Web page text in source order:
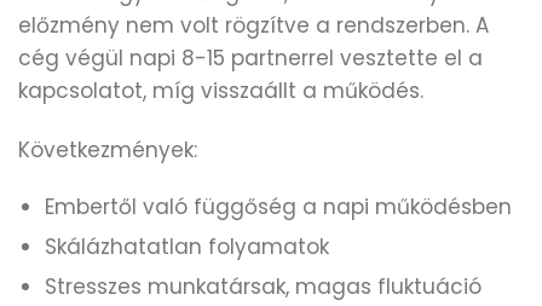
előzmény nem volt rögzítve a rendszerben. A
cég végül napi 8-15 partnerrel vesztette el a
kapcsolatot, míg visszaállt a működés.
Következmények:
Embertől való függőség a napi működésben
Skálázhatatlan folyamatok
Stresszes munkatársak, magas fluktuáció